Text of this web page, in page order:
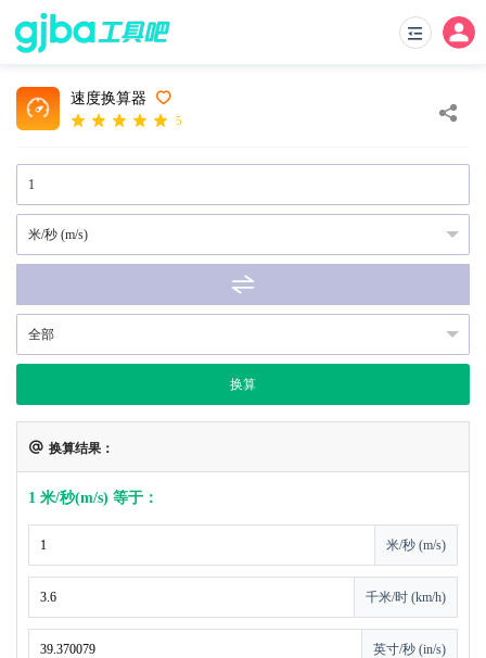
速度换算器
5
换算
换算结果：
1 米/秒(m/s) 等于：
米/秒 (m/s)
千米/时 (km/h)
英寸/秒 (in/s)